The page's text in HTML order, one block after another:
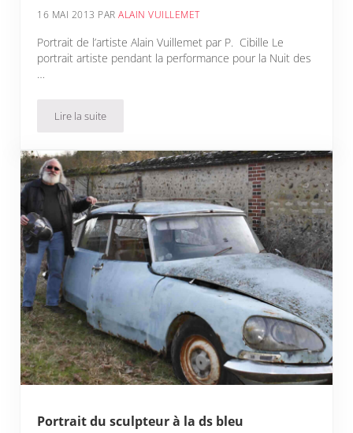
16 MAI 2013 PARALAIN VUILLEMET
Portrait de l’artiste Alain Vuillemet par P. Cibille Le
portrait artiste pendant la performance pour la Nuit des
…
Lire la suitePortrait artiste au Creusot Montceau
Portrait du sculpteur à la ds bleu